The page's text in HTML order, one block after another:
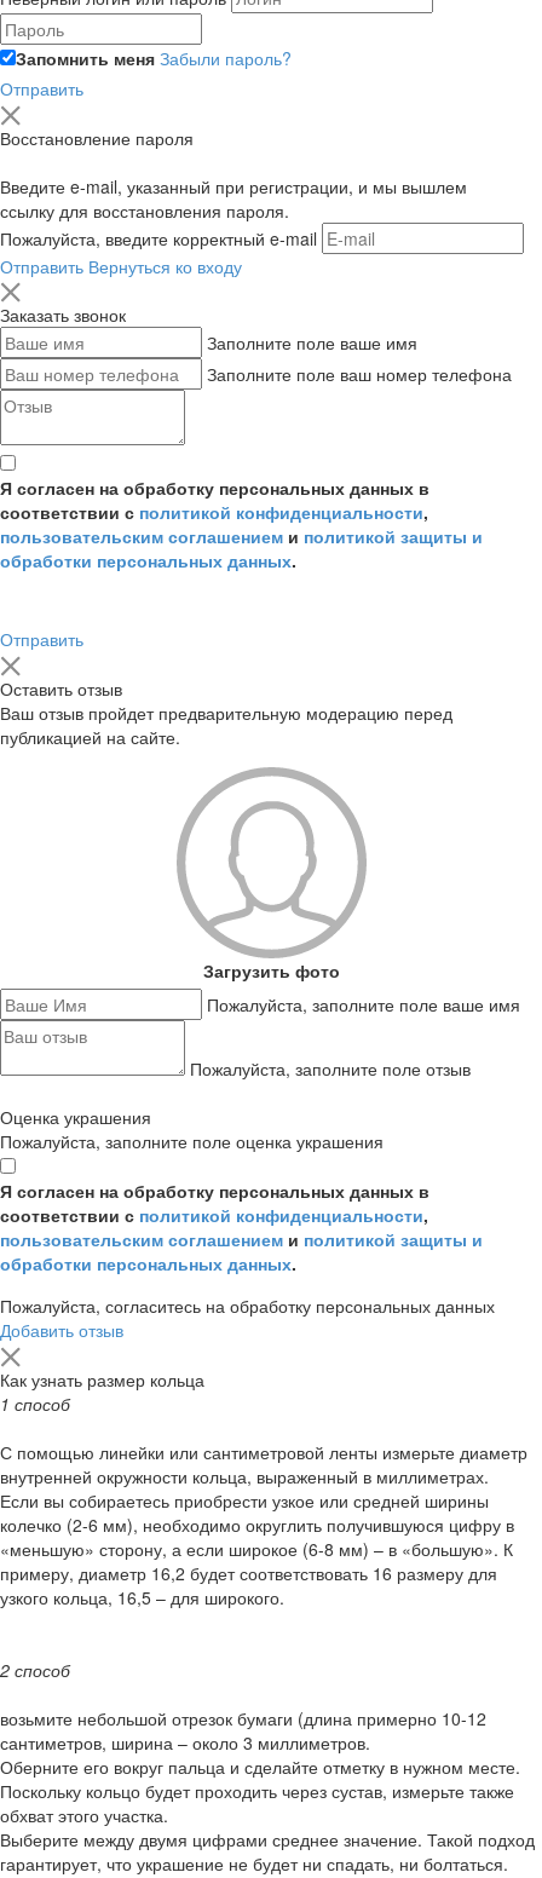
Запомнить меня Забыли пароль?
Отправить
Восстановление пароля
Введите e-mail, указанный при регистрации, и мы вышлем
ссылку для восстановления пароля.
Пожалуйста, введите корректный e-mail
Отправить Вернуться ко входу
Заказать звонок
Заполните поле ваше имя
Заполните поле ваш номер телефона
Я согласен на обработку персональных данных в
соответствии с политикой конфиденциальности,
пользовательским соглашением и политикой защиты и
обработки персональных данных.
Отправить
Оставить отзыв
Ваш отзыв пройдет предварительную модерацию перед
публикацией на сайте.
Загрузить фото
Пожалуйста, заполните поле ваше имя
Пожалуйста, заполните поле отзыв
Оценка украшения
Пожалуйста, заполните поле оценка украшения
Я согласен на обработку персональных данных в
соответствии с политикой конфиденциальности,
пользовательским соглашением и политикой защиты и
обработки персональных данных.
Пожалуйста, согласитесь на обработку персональных данных
Добавить отзыв
Как узнать размер кольца
1 способ
С помощью линейки или сантиметровой ленты измерьте диаметр
внутренней окружности кольца, выраженный в миллиметрах.
Если вы собираетесь приобрести узкое или средней ширины
колечко (2-6 мм), необходимо округлить получившуюся цифру в
«меньшую» сторону, а если широкое (6-8 мм) – в «большую». К
примеру, диаметр 16,2 будет соответствовать 16 размеру для
узкого кольца, 16,5 – для широкого.
2 способ
возьмите небольшой отрезок бумаги (длина примерно 10-12
сантиметров, ширина – около 3 миллиметров.
Оберните его вокруг пальца и сделайте отметку в нужном месте.
Поскольку кольцо будет проходить через сустав, измерьте также
обхват этого участка.
Выберите между двумя цифрами среднее значение. Такой подход
гарантирует, что украшение не будет ни спадать, ни болтаться.